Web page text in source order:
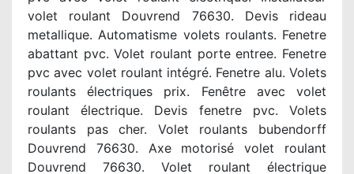
volet roulant Douvrend 76630. Devis rideau
metallique. Automatisme volets roulants. Fenetre
abattant pvc. Volet roulant porte entree. Fenetre
pvc avec volet roulant intégré. Fenetre alu. Volets
roulants électriques prix. Fenêtre avec volet
roulant électrique. Devis fenetre pvc. Volets
roulants pas cher. Volet roulants bubendorff
Douvrend 76630. Axe motorisé volet roulant
Douvrend 76630. Volet roulant électrique